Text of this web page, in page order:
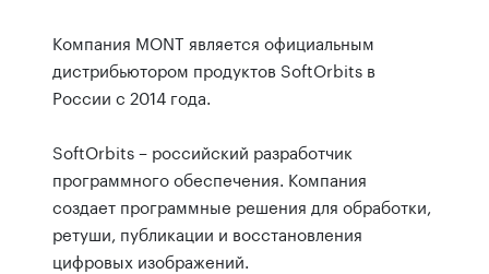
Компания MONT является официальным
дистрибьютором продуктов SoftOrbits в
России c 2014 года.
SoftOrbits – российский разработчик
программного обеспечения. Компания
создает программные решения для обработки,
ретуши, публикации и восстановления
цифровых изображений.